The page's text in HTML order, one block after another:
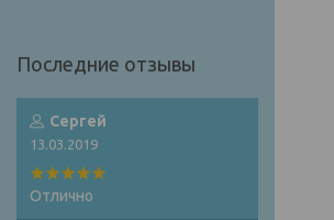
Сергей
13.03.2019
Отлично